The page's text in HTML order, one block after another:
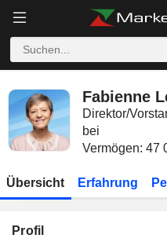
Fabienne
Direktor/
bei
Vermögen: 47
Übersicht Erfahrung
Profil